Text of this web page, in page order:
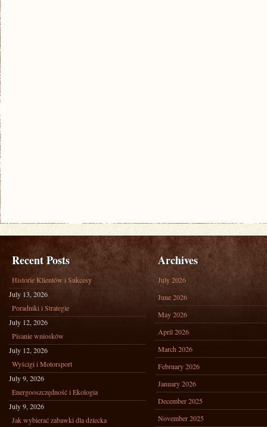
Recent Posts
Historie Klientów i Sukcesy
July 13, 2026
Poradniki i Strategie
July 12, 2026
Pisanie wniosków
July 12, 2026
Wyścigi i Motorsport
July 9, 2026
Energooszczędność i Ekologia
July 9, 2026
Jak wybierać zabawki dla dziecka
Archives
July 2026
June 2026
May 2026
April 2026
March 2026
February 2026
January 2026
December 2025
November 2025